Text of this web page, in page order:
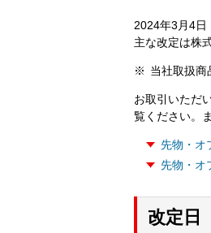
2024年3月4日
主な改定は株
※ 当社取扱商
お取引いただ
覧ください。
先物・オ
先物・オ
改定日